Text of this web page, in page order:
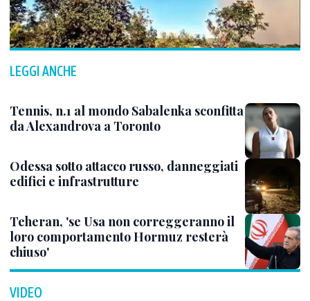
LEGGI ANCHE
Tennis, n.1 al mondo Sabalenka sconfitta
da Alexandrova a Toronto
Odessa sotto attacco russo, danneggiati
edifici e infrastrutture
Teheran, 'se Usa non correggeranno il
loro comportamento Hormuz resterà
chiuso'
VIDEO